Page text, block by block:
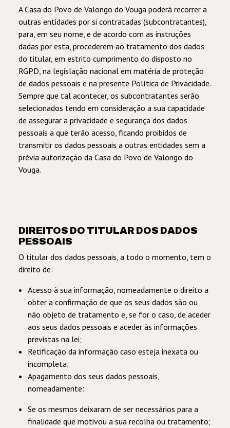
A Casa do Povo de Valongo do Vouga poderá recorrer a
outras entidades por si contratadas (subcontratantes),
para, em seu nome, e de acordo com as instruções
dadas por esta, procederem ao tratamento dos dados
do titular, em estrito cumprimento do disposto no
RGPD, na legislação nacional em matéria de proteção
de dados pessoais e na presente Política de Privacidade.
Sempre que tal acontecer, os subcontratantes serão
selecionados tendo em consideração a sua capacidade
de assegurar a privacidade e segurança dos dados
pessoais a que terão acesso, ficando proibidos de
transmitir os dados pessoais a outras entidades sem a
prévia autorização da Casa do Povo de Valongo do
Vouga.
DIREITOS DO TITULAR DOS DADOS
PESSOAIS
O titular dos dados pessoais, a todo o momento, tem o
direito de:
Acesso à sua informação, nomeadamente o direito a
obter a confirmação de que os seus dados são ou
não objeto de tratamento e, se for o caso, de aceder
aos seus dados pessoais e aceder às informações
previstas na lei;
Retificação da informação caso esteja inexata ou
incompleta;
Apagamento dos seus dados pessoais,
nomeadamente:
Se os mesmos deixaram de ser necessários para a
finalidade que motivou a sua recolha ou tratamento;